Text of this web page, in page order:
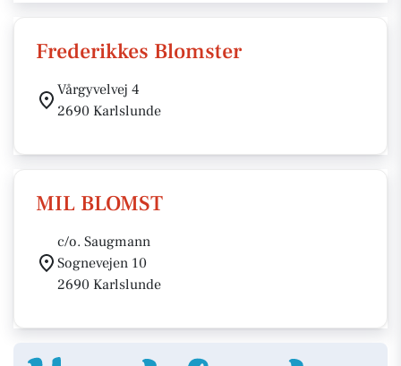
Frederikkes Blomster
Vårgyvelvej 4
2690 Karlslunde
MIL BLOMST
c/o. Saugmann
Sognevejen 10
2690 Karlslunde